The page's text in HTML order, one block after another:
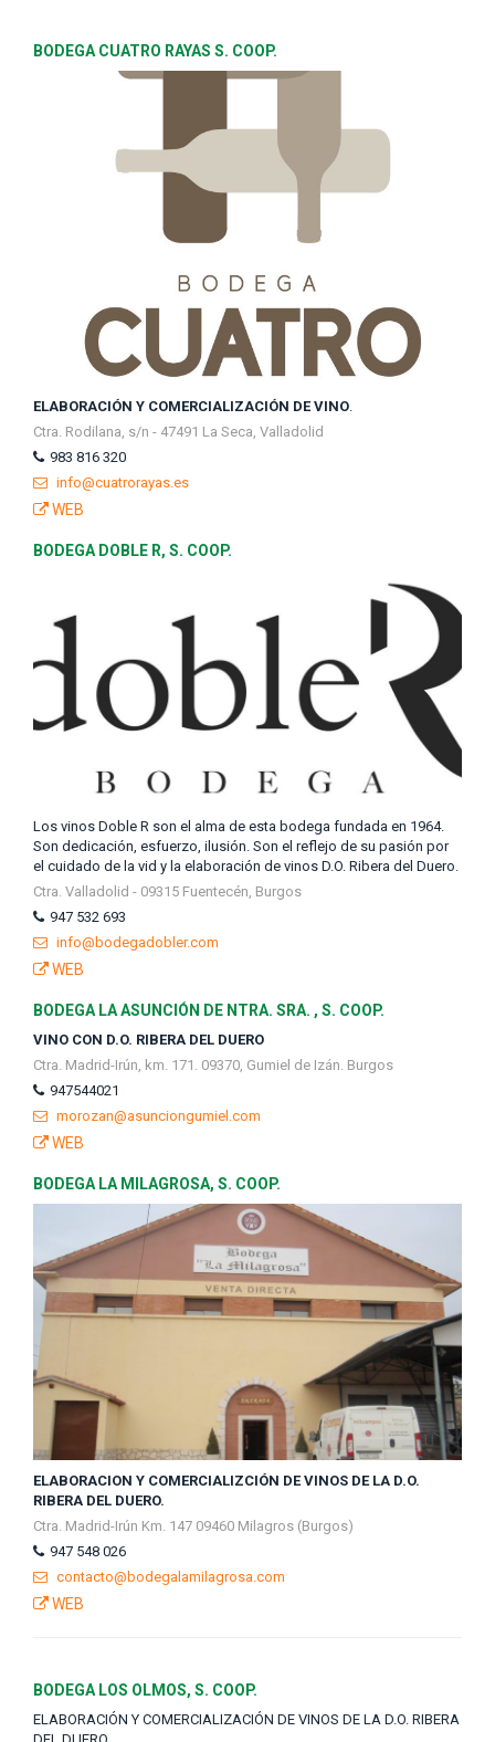
BODEGA CUATRO RAYAS S. COOP.
ELABORACIÓN Y COMERCIALIZACIÓN DE VINO.
Ctra. Rodilana, s/n - 47491 La Seca, Valladolid
983 816 320
info@cuatrorayas.es
WEB
BODEGA DOBLE R, S. COOP.
Los vinos Doble R son el alma de esta bodega fundada en 1964.
Son dedicación, esfuerzo, ilusión. Son el reflejo de su pasión por
el cuidado de la vid y la elaboración de vinos D.O. Ribera del Duero.
Ctra. Valladolid - 09315 Fuentecén, Burgos
947 532 693
info@bodegadobler.com
WEB
BODEGA LA ASUNCIÓN DE NTRA. SRA. , S. COOP.
VINO CON D.O. RIBERA DEL DUERO
Ctra. Madrid-Irún, km. 171. 09370, Gumiel de Izán. Burgos
947544021
morozan@asunciongumiel.com
WEB
BODEGA LA MILAGROSA, S. COOP.
ELABORACION Y COMERCIALIZCIÓN DE VINOS DE LA D.O.
RIBERA DEL DUERO.
Ctra. Madrid-Irún Km. 147 09460 Milagros (Burgos)
947 548 026
contacto@bodegalamilagrosa.com
WEB
BODEGA LOS OLMOS, S. COOP.
ELABORACIÓN Y COMERCIALIZACIÓN DE VINOS DE LA D.O. RIBERA